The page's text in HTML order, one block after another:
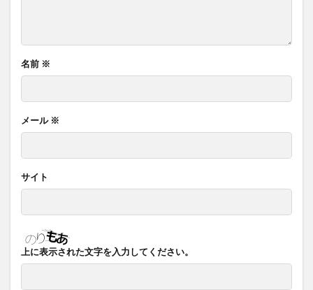
名前 ※
メール ※
サイト
上に表示された文字を入力してください。